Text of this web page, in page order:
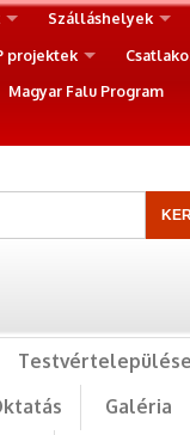
Szálláshelyek
projektek
Magyar Falu Program
Galéria